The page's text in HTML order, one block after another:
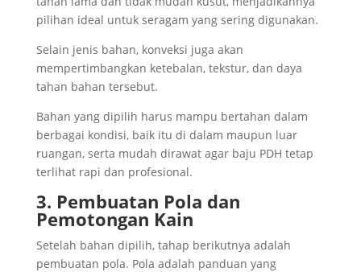
pilihan ideal untuk seragam yang sering digunakan.
Selain jenis bahan, konveksi juga akan
mempertimbangkan ketebalan, tekstur, dan daya
tahan bahan tersebut.
Bahan yang dipilih harus mampu bertahan dalam
berbagai kondisi, baik itu di dalam maupun luar
ruangan, serta mudah dirawat agar baju PDH tetap
terlihat rapi dan profesional.
3. Pembuatan Pola dan
Pemotongan Kain
Setelah bahan dipilih, tahap berikutnya adalah
pembuatan pola. Pola adalah panduan yang